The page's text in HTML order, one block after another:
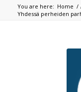
You are here: Home /
Yhdessä perheiden